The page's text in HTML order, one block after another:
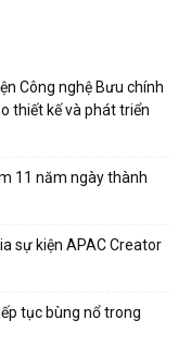
Công nghệ Bưu chính
thiết kế và phát triển
11 năm ngày thành
sự kiện APAC Creator
tục bùng nổ trong